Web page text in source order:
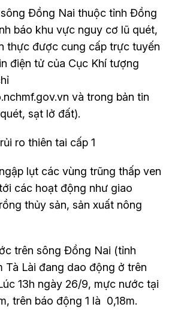
Đồng Nai thuộc tỉnh Đồng
báo khu vực nguy cơ lũ quét,
thực được cung cấp trực tuyến
điện tử của Cục Khí tượng
và trong bản tin
sạt lở đất).
ro thiên tai cấp 1
lụt các vùng trũng thấp ven
các hoạt động như giao
thủy sản, sản xuất nông
trên sông Đồng Nai (tỉnh
Tà Lài đang dao động ở trên
13h ngày 26/9, mực nước tại
trên báo động 1 là 0,18m.